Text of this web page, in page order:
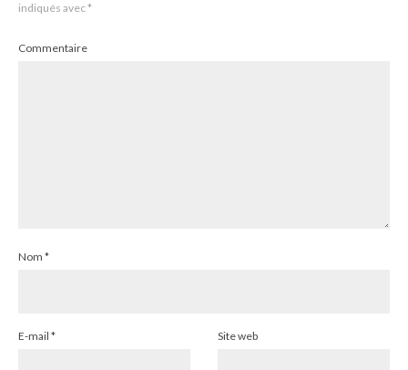
indiqués avec*
Commentaire
Nom *
E-mail * Site web